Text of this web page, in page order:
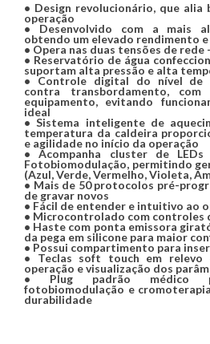
• Design revolucionário, que alia
operação
• Desenvolvido com a mais
obtendo um elevado rendimento
• Opera nas duas tensões de rede
• Reservatório de água
suportam alta pressão e alta
• Controle digital do nível de
contra transbordamento,
equipamento, evitando
ideal
• Sistema inteligente de
temperatura da caldeira
e agilidade no início da operação
• Acompanha cluster de
Fotobiomodulação, permitindo
(Azul, Verde, Vermelho, Violeta,
• Mais de 50 protocolos pré-
de gravar novos
• Fácil de entender e intuitivo ao
• Microcontrolado com controles
• Haste com ponta emissora
da pega em silicone para maior
• Possui compartimento para
• Teclas soft touch em relevo
operação e visualização dos
• Plug padrão médico
fotobiomodulação e
durabilidade